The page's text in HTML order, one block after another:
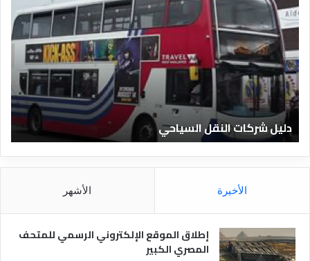
ل
ي
ش
ر
ك
ا
ت
ل
ن
ق
ل
س
دليل شركات النقل السياحي
ا
ر
الأخيرة الأشهر
إطلاق الموقع الإلكتروني الرسمي للمتحف
المصري الكبير